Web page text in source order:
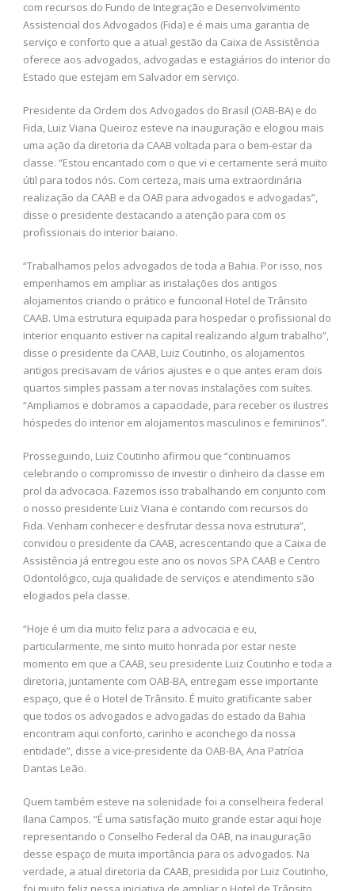
com recursos do Fundo de Integração e Desenvolvimento
Assistencial dos Advogados (Fida) e é mais uma garantia de
serviço e conforto que a atual gestão da Caixa de Assistência
oferece aos advogados, advogadas e estagiários do interior do
Estado que estejam em Salvador em serviço.
Presidente da Ordem dos Advogados do Brasil (OAB-BA) e do
Fida, Luiz Viana Queiroz esteve na inauguração e elogiou mais
uma ação da diretoria da CAAB voltada para o bem-estar da
classe. “Estou encantado com o que vi e certamente será muito
útil para todos nós. Com certeza, mais uma extraordinária
realização da CAAB e da OAB para advogados e advogadas”,
disse o presidente destacando a atenção para com os
profissionais do interior baiano.
“Trabalhamos pelos advogados de toda a Bahia. Por isso, nos
empenhamos em ampliar as instalações dos antigos
alojamentos criando o prático e funcional Hotel de Trânsito
CAAB. Uma estrutura equipada para hospedar o profissional do
interior enquanto estiver na capital realizando algum trabalho”,
disse o presidente da CAAB, Luiz Coutinho, os alojamentos
antigos precisavam de vários ajustes e o que antes eram dois
quartos simples passam a ter novas instalações com suítes.
“Ampliamos e dobramos a capacidade, para receber os ilustres
hóspedes do interior em alojamentos masculinos e femininos”.
Prosseguindo, Luiz Coutinho afirmou que “continuamos
celebrando o compromisso de investir o dinheiro da classe em
prol da advocacia. Fazemos isso trabalhando em conjunto com
o nosso presidente Luiz Viana e contando com recursos do
Fida. Venham conhecer e desfrutar dessa nova estrutura”,
convidou o presidente da CAAB, acrescentando que a Caixa de
Assistência já entregou este ano os novos SPA CAAB e Centro
Odontológico, cuja qualidade de serviços e atendimento são
elogiados pela classe.
“Hoje é um dia muito feliz para a advocacia e eu,
particularmente, me sinto muito honrada por estar neste
momento em que a CAAB, seu presidente Luiz Coutinho e toda a
diretoria, juntamente com OAB-BA, entregam esse importante
espaço, que é o Hotel de Trânsito. É muito gratificante saber
que todos os advogados e advogadas do estado da Bahia
encontram aqui conforto, carinho e aconchego da nossa
entidade”, disse a vice-presidente da OAB-BA, Ana Patrícia
Dantas Leão.
Quem também esteve na solenidade foi a conselheira federal
Ilana Campos. “É uma satisfação muito grande estar aqui hoje
representando o Conselho Federal da OAB, na inauguração
desse espaço de muita importância para os advogados. Na
verdade, a atual diretoria da CAAB, presidida por Luiz Coutinho,